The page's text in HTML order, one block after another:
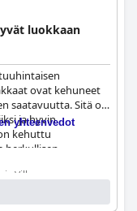
luokkaan
ovat kehuneet
saatavuutta. Sitä on
ja hyvin
kehuttu
herkullisen
ruokailla. Jotkut
aikaisin illalla,
vesi voi jättää
uima-allas on
yhteenvedot
Village